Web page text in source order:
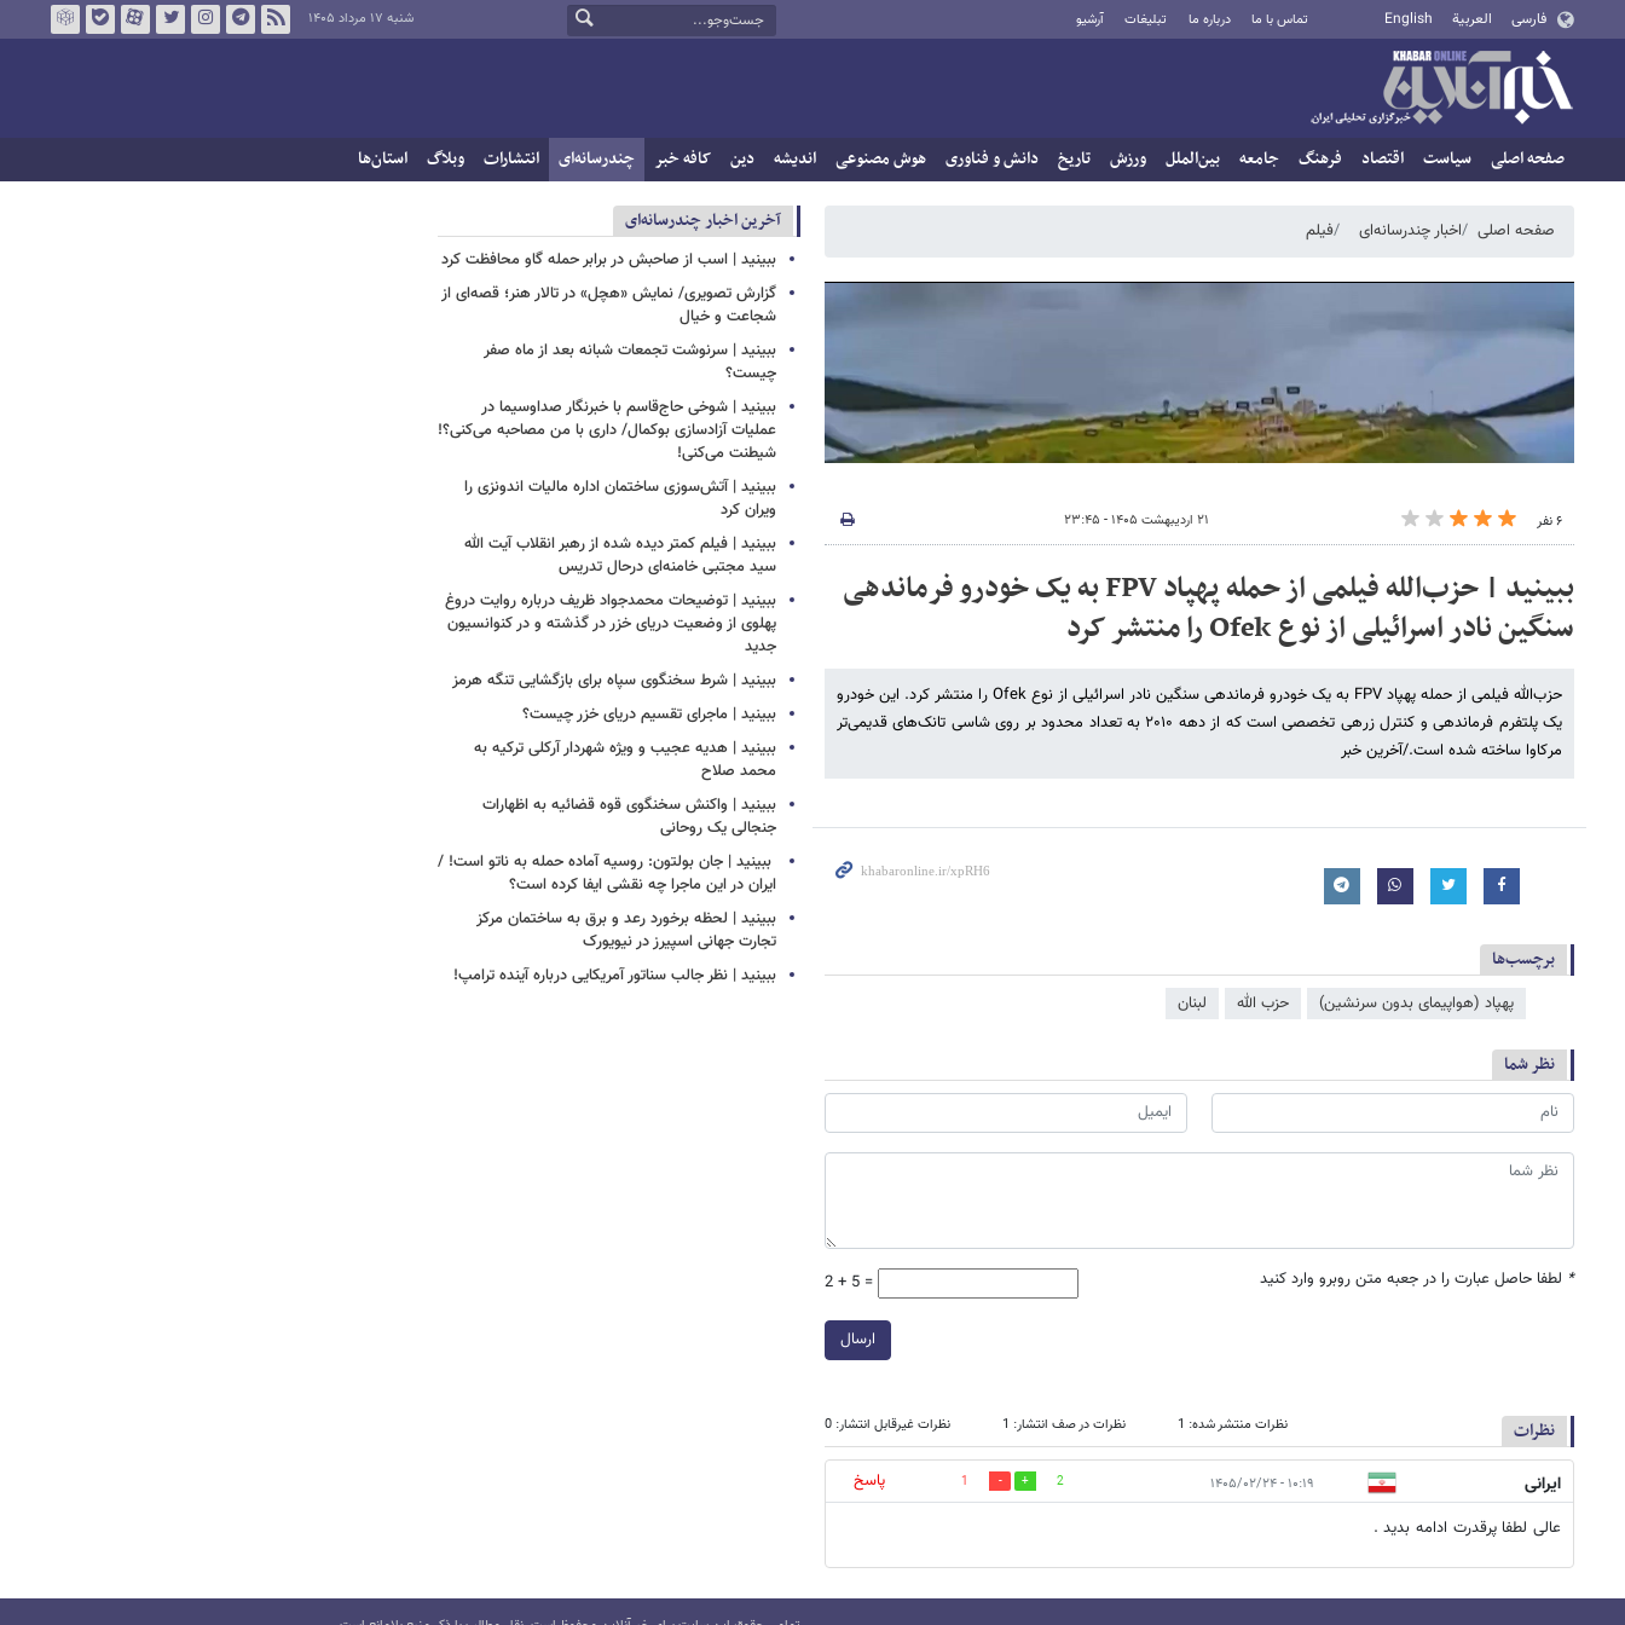
فارسی العربية English تماس با ما درباره ما تبلیغات آرشیو شنبه ۱۷ مرداد ۱۴۰۵
صفحه اصلی سیاست اقتصاد فرهنگ جامعه بین‌الملل ورزش تاریخ دانش و فناوری هوش مصنوعی اندیشه دین کافه خبر چندرسانه‌ای انتشارات وبلاگ استان‌ها
صفحه اصلی اخبار چندرسانه‌ای فیلم
۶ نفر ۲۱ اردیبهشت ۱۴۰۵ - ۲۳:۴۵
ببینید | حزب‌الله فیلمی از حمله پهپاد FPV به یک خودرو فرماندهی
سنگین نادر اسرائیلی از نوع Ofek را منتشر کرد
حزب‌الله فیلمی از حمله پهپاد FPV به یک خودرو فرماندهی سنگین نادر اسرائیلی از نوع Ofek را منتشر کرد. این خودرو
یک پلتفرم فرماندهی و کنترل زرهی تخصصی است که از دهه ۲۰۱۰ به تعداد محدود بر روی شاسی تانک‌های قدیمی‌تر
مرکاوا ساخته شده است./آخرین خبر
برچسب‌ها
پهپاد (هواپیمای بدون سرنشین) حزب الله لبنان
نظر شما
* لطفا حاصل عبارت را در جعبه متن روبرو وارد کنید 2 + 5 =
ارسال
نظرات نظرات منتشر شده: 1 نظرات در صف انتشار: 1 نظرات غیرقابل انتشار: 0
ایرانی ۱۰:۱۹ - ۱۴۰۵/۰۲/۲۴ 2
1
پاسخ
عالی لطفا پرقدرت ادامه بدید .
آخرین اخبار چندرسانه‌ای
ببینید | اسب از صاحبش در برابر حمله گاو محافظت کرد
گزارش تصویری/ نمایش «هچل» در تالار هنر؛ قصه‌ای از
شجاعت و خیال
ببینید | سرنوشت تجمعات شبانه بعد از ماه صفر
چیست؟
ببینید | شوخی حاج‌قاسم با خبرنگار صداوسیما در
عملیات آزادسازی بوکمال/ داری با من مصاحبه‌ می‌کنی؟!
شیطنت می‌کنی!
ببینید | آتش‌سوزی ساختمان اداره مالیات اندونزی را
ویران کرد
ببینید | فیلم کمتر دیده شده از رهبر انقلاب آیت الله
سید مجتبی خامنه‌ای درحال تدریس
ببینید | توضیحات محمدجواد ظریف درباره روایت دروغ
پهلوی از وضعیت دریای خزر در گذشته و در کنوانسیون
جدید
ببینید | شرط سخنگوی سپاه برای بازگشایی تنگه هرمز
ببینید | ماجرای تقسیم دریای خزر چیست؟
ببینید | هدیه عجیب و ویژه شهردار آرکلی ترکیه به
محمد صلاح
ببینید | واکنش سخنگوی قوه قضائیه به اظهارات
جنجالی یک روحانی
‏ ببینید | جان بولتون: روسیه آماده حمله به ناتو است! /
ایران در این ماجرا چه نقشی ایفا کرده است؟
ببینید | لحظه برخورد رعد و برق به ساختمان مرکز
تجارت جهانی اسپیرز در نیویورک
ببینید | نظر جالب سناتور آمریکایی درباره آینده ترامپ!